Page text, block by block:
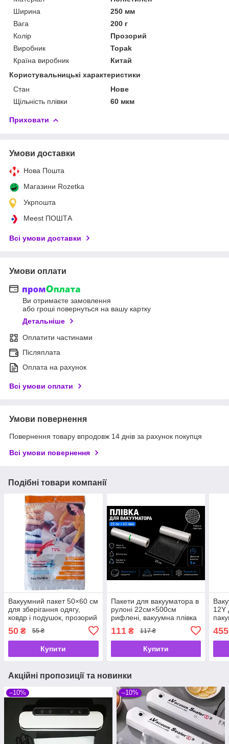
Ширина
250 мм
Вага
200 г
Колір
Прозорий
Виробник
Topak
Країна виробник
Китай
Користувальницькі характеристики
Стан
Нове
Щільність плівки
60 мкм
Приховати
Умови доставки
Нова Пошта
Магазини Rozetka
Укрпошта
Meest ПОШТА
Всі умови доставки
Умови оплати
Ви отримаєте замовлення
або гроші повернуться на вашу картку
Детальніше
Оплатити частинами
Післяплата
Оплата на рахунок
Всі умови оплати
Умови повернення
Повернення товару впродовж 14 днів за рахунок покупця
Всі умови повернення
Подібні товари компанії
Вакуумний пакет 50×60 см
для зберігання одягу,
ковдр і подушок, прозорий
50 ₴ 55 ₴
Купити
Пакети для вакууматора в
рулоні 22см×500см
рифлені, вакуумна плівка
для зберігання продуктів
111₴ 117 ₴
Купити
12Y
см,
455
Акційні пропозиції та новинки
–10% –10%